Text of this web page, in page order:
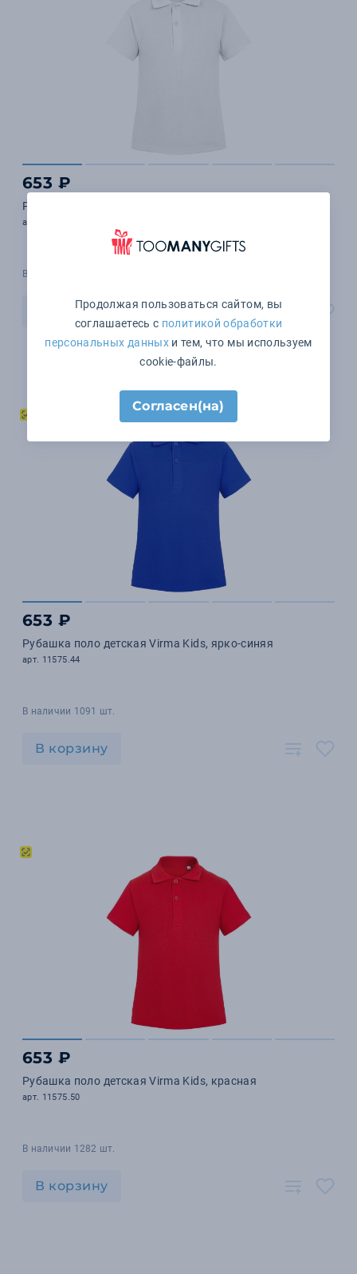
653 ₽
Рубашка поло детская Virma Kids, белая
арт. 11575.60
В наличии 756 шт.
В корзину
653 ₽
Рубашка поло детская Virma Kids, ярко-синяя
арт. 11575.44
В наличии 1091 шт.
В корзину
653 ₽
Рубашка поло детская Virma Kids, красная
арт. 11575.50
В наличии 1282 шт.
В корзину
Продолжая пользоваться сайтом, вы
соглашаетесь с политикой обработки
персональных данныхи тем, что мы используем
cookie-файлы.
Согласен(на)